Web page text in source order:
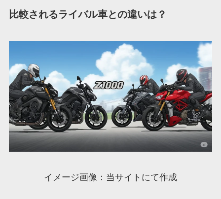
比較されるライバル車との違いは？
イメージ画像：当サイトにて作成